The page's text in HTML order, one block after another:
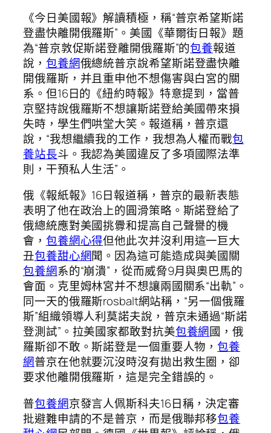
《今日美國報》解讀積極，稱“普京希望斯諾
登盡快離開俄羅斯”。美國《華爾街日報》題
為“普京敦促斯諾登離開俄羅斯”的包養報道
說， 包養網俄總統普京說希望斯諾登盡快離
開俄羅斯，并且重申他不想傷害與白宮的關
系。但16日的《紐約時報》特意提到，當普
京堅持說俄羅斯不想讓斯諾登給美國帶來損
失時，學生們哄堂大笑。報道稱，普京還
說，“我想繼續我的工作，我想為人權而戰包
養站長斗。我認為美國違反了多項國際法準
則，干預私人生活”。
俄《報紙報》16日報道稱，普京的最新表態
表明了他在政治上的圓滑策略。斯諾登給了
俄總統應對美國挑釁和提高自己聲譽的機
會， 包養網心得但他此次并沒利用這一巨大
丑包養甜心網聞。因為這可能造成與美國關
包養網系的“崩潰”，從而威脅9月與奧巴馬的
會面。克里姆林宮并不想讓兩國關系“出軌”。
同一天的俄羅斯rosbalt網站稱，“另一個俄羅
斯”組織領導人利莫諾夫說，普京未通過“斯諾
登測試”。拉美國家都敢對抗美包養網國，俄
羅斯卻不敢。斯諾登是一個重要人物，包養
網普京在他就要沉沒時沒有拋出救生圈，卻
要求他離開俄羅斯，這是完全錯誤的。
普包養網京發言人佩斯科夫16日稱，決定審
批避難申請的不是普京，而是俄聯邦移包養